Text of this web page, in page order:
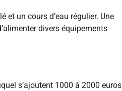
et un cours d’eau régulier. Une
divers équipements
s’ajoutent 1000 à 2000 euros